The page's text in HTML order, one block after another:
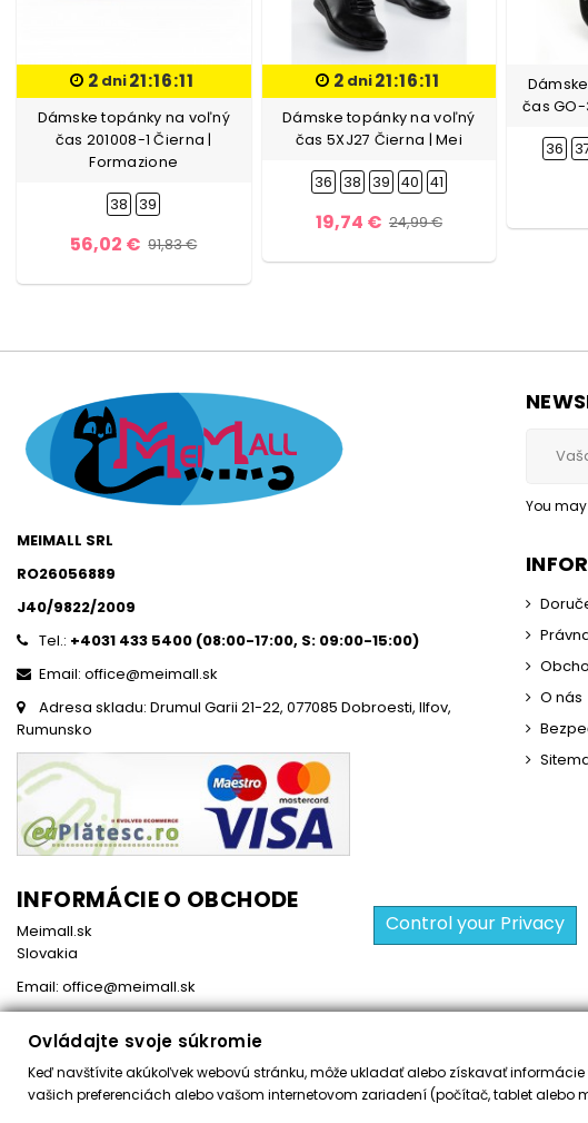
2 dni 21:16:10
Dámske topánky na voľný
čas 201008-1 Čierna |
Formazione
38 39
56,02 € 91,83 €
2 dni21:16:10
Dámske topánky na voľný
čas 5XJ27 Čierna | Mei
36 38 39 40 41
19,74 € 24,99 €
čas
36
MEIMALL SRL
RO26056889
J40/9822/2009
Tel.: +4031 433 5400 (08:00-17:00, S: 09:00-15:00)
Email: office@meimall.sk
Adresa skladu: Drumul Garii 21-22, 077085 Dobroesti, Ilfov,
Rumunsko
You
O nás
INFORMÁCIE O OBCHODE
Meimall.sk
Slovakia
Email: office@meimall.sk
Control your Privacy
Všetky práva vyhradené © 2026MeiMall.sk
Ovládajte svoje súkromie
Keď navštívite akúkoľvek webovú stránku, môže ukladať alebo získavať
vašich preferenciách alebo vašom internetovom zariadení (počítač, tablet